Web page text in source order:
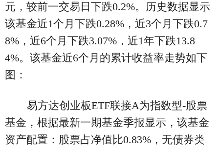
元，较前一交易日下跌0.2%。历史数据显示
该基金近1个月下跌0.28%，近3个月下跌0.7
8%，近6个月下跌3.07%，近1年下跌13.8
4%。该基金近6个月的累计收益率走势如下
图：
易方达创业板ETF联接A为指数型-股票
基金，根据最新一期基金季报显示，该基金
资产配置：股票占净值比0.83%，无债券类